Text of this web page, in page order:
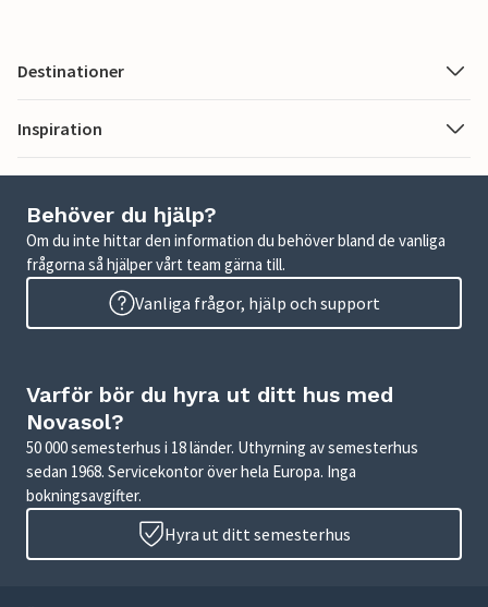
Destinationer
Inspiration
Behöver du hjälp?
Om du inte hittar den information du behöver bland de vanliga
frågorna så hjälper vårt team gärna till.
Vanliga frågor, hjälp och support
Varför bör du hyra ut ditt hus med
Novasol?
50 000 semesterhus i 18 länder. Uthyrning av semesterhus
sedan 1968. Servicekontor över hela Europa. Inga
bokningsavgifter.
Hyra ut ditt semesterhus